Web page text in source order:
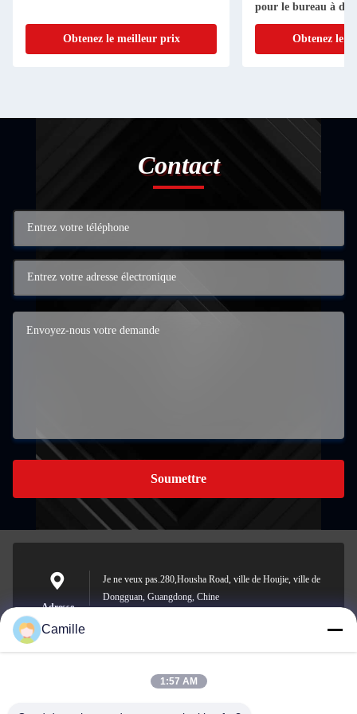
Obtenez le meilleur prix
pour le bureau à
Obtenez le
Contact
Soumettre
Adresse
Je ne veux pas.280,Housha Road, ville de Houjie, ville de
Dongguan, Guangdong, Chine
E-mail
sunny.xu@woolsche.com
Camille
1:57 AM